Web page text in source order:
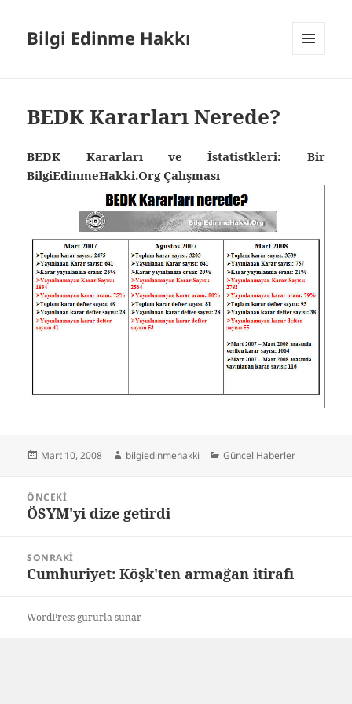
Bilgi Edinme Hakkı
BEDK Kararları Nerede?
BEDK Kararları ve İstatistkleri: Bir
BilgiEdinmeHakki.Org Çalışması
Yayın
Mart 10, 2008 Yazar
bilgiedinmehakki Kategoriler
Güncel Haberler
gezinmesi
ÖNCEKI
Önceki
ÖSYM'yi dize getirdi
SONRAKI
Sonraki
Cumhuriyet: Köşk'ten armağan itirafı
WordPress gururla sunar